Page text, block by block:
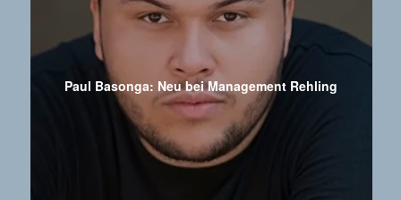
Paul Basonga: Neu bei Management Rehling